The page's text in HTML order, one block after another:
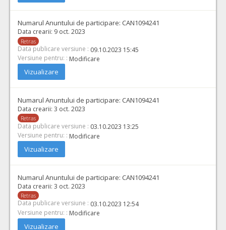
Numarul Anuntului de participare: CAN1094241
Data crearii: 9 oct. 2023
Retras
Data publicare versiune : 09.10.2023 15:45
Versiune pentru: : Modificare
Vizualizare
Numarul Anuntului de participare: CAN1094241
Data crearii: 3 oct. 2023
Retras
Data publicare versiune : 03.10.2023 13:25
Versiune pentru: : Modificare
Vizualizare
Numarul Anuntului de participare: CAN1094241
Data crearii: 3 oct. 2023
Retras
Data publicare versiune : 03.10.2023 12:54
Versiune pentru: : Modificare
Vizualizare